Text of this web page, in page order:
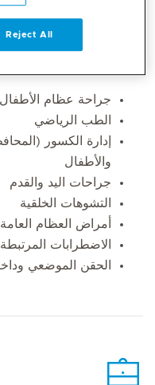
جراحة عظام الأطفال
الطب الرياضي
إدارة الكسور
والأطفال
جراحات اليد والقدم
التشوهات الخلقية
أمراض العظام العامة
الاضطرابات
الحقن الموضعي
Reject All